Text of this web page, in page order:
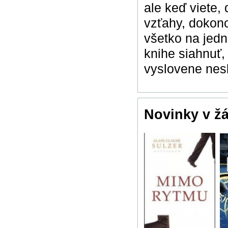
ale keď viete,
vzťahy,
všetko na
knihe
vyslovene
Novinky v